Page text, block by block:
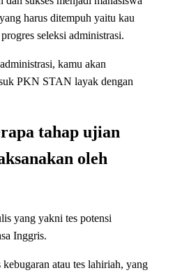
harus ditempuh yaitu kau
seleksi administrasi.
kamu akan
PKN STAN layak dengan
tahap ujian
oleh
yang yakni tes potensi
Inggris.
atau tes lahiriah, yang